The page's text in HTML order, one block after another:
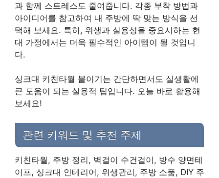
과 함께 스트레스도 줄여줍니다. 각종 부착 방법과
아이디어를 참고하여 내 주방에 딱 맞는 방식을 선
택해 보세요. 특히, 위생과 실용성을 중요시하는 현
대 가정에서는 더욱 필수적인 아이템이 될 것입니
다.
싱크대 키친타월 붙이기는 간단하면서도 실생활에
큰 도움이 되는 실용적 팁입니다. 오늘 바로 활용해
보세요!
관련 키워드 및 추천 주제
키친타월, 주방 정리, 벽걸이 수건걸이, 방수 양면테
이프, 싱크대 인테리어, 위생관리, 주방 소품, DIY 주